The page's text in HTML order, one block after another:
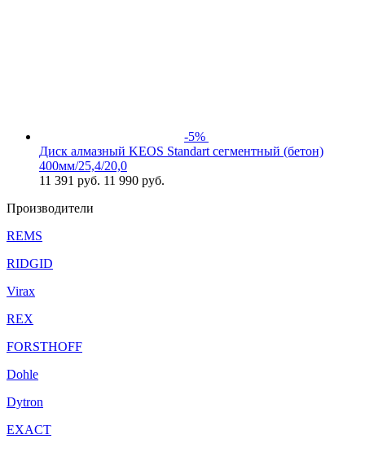
-5%
Диск алмазный KEOS Standart сегментный (бетон)
400мм/25,4/20,0
11 391 руб. 11 990 руб.
Производители
REMS
RIDGID
Virax
REX
FORSTHOFF
Dohle
Dytron
EXACT